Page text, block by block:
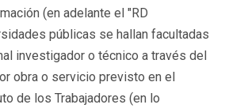
(en adelante el "RD
públicas se hallan facultadas
investigador o técnico a través del
obra o servicio previsto en el
de los Trabajadores (en lo